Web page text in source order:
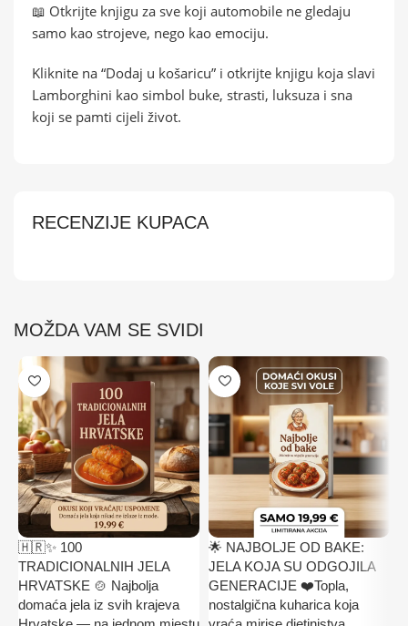
📖 Otkrijte knjigu za sve koji automobile ne gledaju
samo kao strojeve, nego kao emociju.
Kliknite na “Dodaj u košaricu” i otkrijte knjigu koja slavi
Lamborghini kao simbol buke, strasti, luksuza i sna
koji se pamti cijeli život.
RECENZIJE KUPACA
MOŽDA VAM SE SVIDI
🇭🇷✨ 100
TRADICIONALNIH JELA
HRVATSKE 🍲 Najbolja
domaća jela iz svih krajeva
🌟 NAJBOLJE OD BAKE:
JELA KOJA SU ODGOJILA
GENERACIJE ❤️Topla,
nostalgična kuharica koja